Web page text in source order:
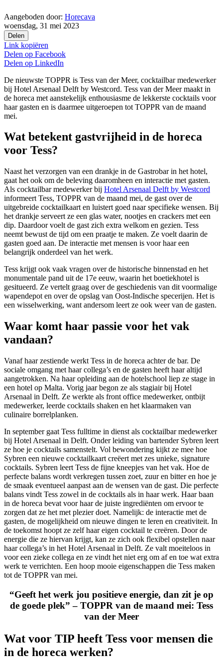
Aangeboden door: Horecava
woensdag, 31 mei 2023
Delen
Link kopiëren
Delen op Facebook
Delen op LinkedIn
De nieuwste TOPPR is Tess van der Meer, cocktailbar medewerker
bij Hotel Arsenaal Delft by Westcord. Tess van der Meer maakt in
de horeca met aanstekelijk enthousiasme de lekkerste cocktails voor
haar gasten en is daarmee uitgeroepen tot TOPPR van de maand
mei.
Wat betekent gastvrijheid in de horeca
voor Tess?
Naast het verzorgen van een drankje in de Gastrobar in het hotel,
gaat het ook om de beleving daaromheen en interactie met gasten.
Als cocktailbar medewerker bij Hotel Arsenaal Delft by Westcord
informeert Tess, TOPPR van de maand mei, de gast over de
uitgebreide cocktailkaart en luistert goed naar specifieke wensen. Bij
het drankje serveert ze een glas water, nootjes en crackers met een
dip. Daardoor voelt de gast zich extra welkom en gezien. Tess
neemt bewust de tijd om een praatje te maken. Ze voelt daarin de
gasten goed aan. De interactie met mensen is voor haar een
belangrijk onderdeel van het werk.
Tess krijgt ook vaak vragen over de historische binnenstad en het
monumentale pand uit de 17e eeuw, waarin het boetiekhotel is
gesitueerd. Ze vertelt graag over de geschiedenis van dit voormalige
wapendepot en over de opslag van Oost-Indische specerijen. Het is
een wisselwerking, want andersom leert ze ook weer van de gasten.
Waar komt haar passie voor het vak
vandaan?
Vanaf haar zestiende werkt Tess in de horeca achter de bar. De
sociale omgang met haar collega’s en de gasten heeft haar altijd
aangetrokken. Na haar opleiding aan de hotelschool liep ze stage in
een hotel op Malta. Vorig jaar begon ze als stagiair bij Hotel
Arsenaal in Delft. Ze werkte als front office medewerker, ontbijt
medewerker, leerde cocktails shaken en het klaarmaken van
culinaire borrelplanken.
In september gaat Tess fulltime in dienst als cocktailbar medewerker
bij Hotel Arsenaal in Delft. Onder leiding van bartender Sybren leert
ze hoe je cocktails samenstelt. Vol bewondering kijkt ze mee hoe
Sybren een nieuwe cocktailkaart creëert met zes unieke, signature
cocktails. Sybren leert Tess de fijne kneepjes van het vak. Hoe de
perfecte balans wordt verkregen tussen zoet, zuur en bitter en hoe je
de smaak eventueel aanpast aan de wensen van de gast. Die perfecte
balans vindt Tess zowel in de cocktails als in haar werk. Haar baan
in de horeca bevat voor haar de juiste ingrediënten om ervoor te
zorgen dat ze het met plezier doet. Namelijk: de interactie met de
gasten, de mogelijkheid om nieuwe dingen te leren en creativiteit. In
de toekomst hoopt ze zelf haar eigen cocktail te creëren. Door de
energie die ze hiervan krijgt, kan ze zich ook flexibel opstellen naar
haar collega’s in het Hotel Arsenaal in Delft. Ze valt moeiteloos in
voor een zieke collega en ze vindt het niet erg om af en toe wat extra
werk te verrichten. Een hoop mooie eigenschappen die Tess maken
tot de TOPPR van mei.
“Geeft het werk jou positieve energie, dan zit je op
de goede plek” – TOPPR van de maand mei: Tess
van der Meer
Wat voor TIP heeft Tess voor mensen die
in de horeca werken?